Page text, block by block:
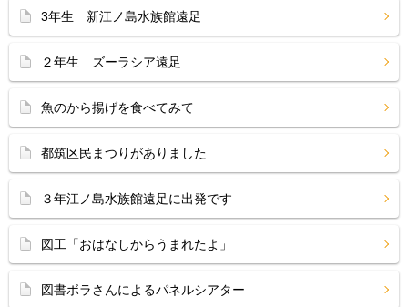
3年生 新江ノ島水族館遠足
２年生 ズーラシア遠足
魚のから揚げを食べてみて
都筑区民まつりがありました
３年江ノ島水族館遠足に出発です
図工「おはなしからうまれたよ」
図書ボラさんによるパネルシアター